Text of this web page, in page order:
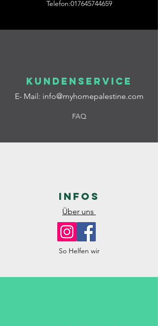
Telefon:017645744659
Kundenservice
E- Mail: info@myhomepalestine.com
FAQ
Infos
Über uns
So Helfen wir